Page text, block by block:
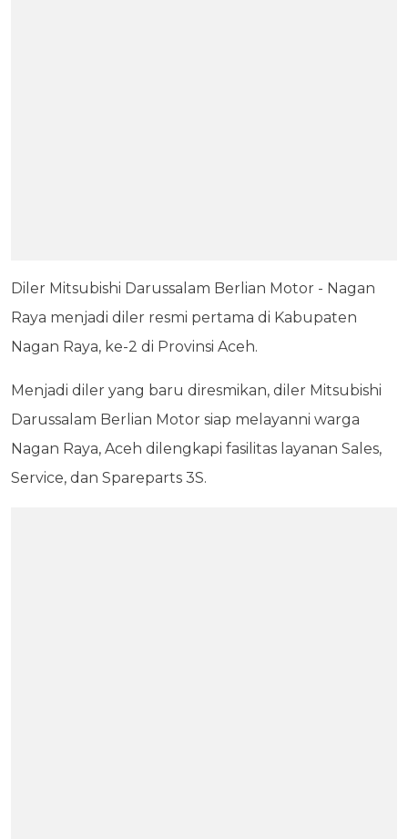
Diler Mitsubishi Darussalam Berlian Motor - Nagan
Raya menjadi diler resmi pertama di Kabupaten
Nagan Raya, ke-2 di Provinsi Aceh.
Menjadi diler yang baru diresmikan, diler Mitsubishi
Darussalam Berlian Motor siap melayanni warga
Nagan Raya, Aceh dilengkapi fasilitas layanan Sales,
Service, dan Spareparts 3S.